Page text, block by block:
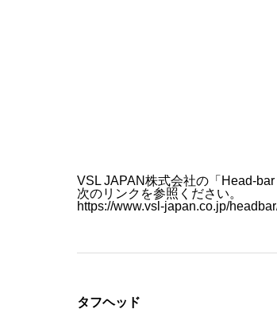
VSL JAPAN株式会社の「Head-
次のリンクを参照ください。
https://www.vsl-japan.co.jp/
タフヘッド